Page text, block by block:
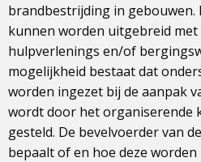
brandbestrijding in gebouwen.
kunnen worden uitgebreid met
hulpverlenings en/of
mogelijkheid bestaat dat
worden ingezet bij de aanpak
wordt door het organiserende
gesteld. De bevelvoerder van
bepaalt of en hoe deze